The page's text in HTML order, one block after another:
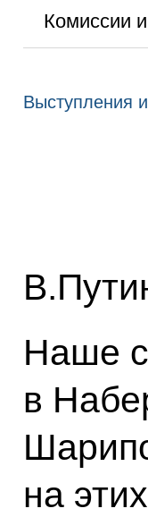
Комиссии
Выступления
Наше
в
на